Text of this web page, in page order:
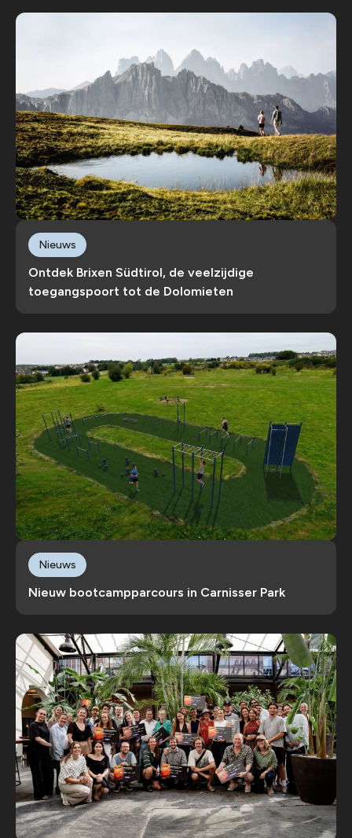
Ontdek Brixen Südtirol, de veelzijdige
toegangspoort tot de Dolomieten
Nieuws
Nieuw bootcampparcours in Carnisser Park
Nieuws